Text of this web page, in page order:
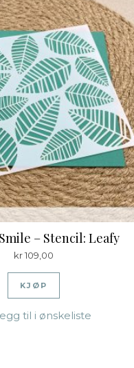
– Stencil: Leafy
kr109,00
KJØP
til i ønskeliste